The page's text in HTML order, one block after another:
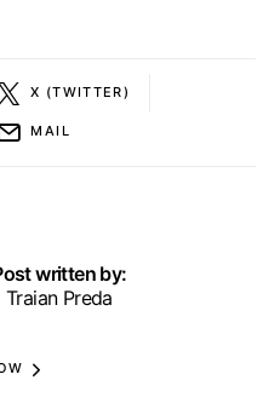
X (TWITTER)
MAIL
written by:
Traian Preda